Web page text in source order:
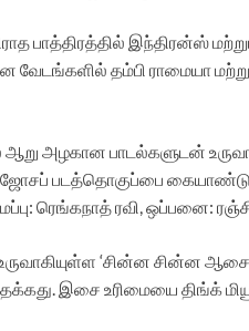
பாத்திரத்தில் இந்திரன்ஸ்
வேடங்களில் தம்பி ராமையா
அழகான பாடல்களுடன்
ஜோசப் படத்தொகுப்பை
ரெங்கநாத் ரவி, ஒப்பனை:
‘சின்ன சின்ன
இசை உரிமையை திங்க்